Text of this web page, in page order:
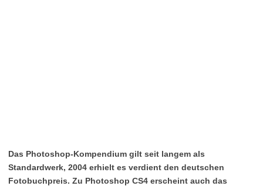
Das Photoshop-Kompendium gilt seit langem als
Standardwerk, 2004 erhielt es verdient den deutschen
Fotobuchpreis. Zu Photoshop CS4 erscheint auch das